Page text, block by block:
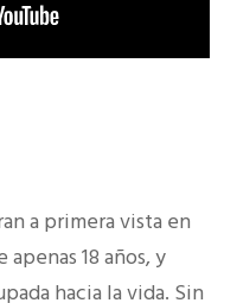
a primera vista en
18 años, y
hacia la vida. Sin